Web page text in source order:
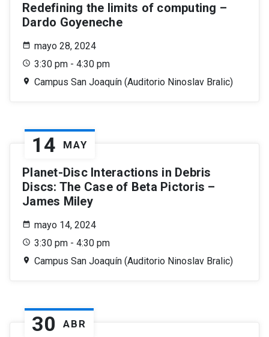
Redefining the limits of computing –
Dardo Goyeneche
mayo 28, 2024
3:30 pm - 4:30 pm
Campus San Joaquín (Auditorio Ninoslav Bralic)
14 MAY
Planet-Disc Interactions in Debris
Discs: The Case of Beta Pictoris –
James Miley
mayo 14, 2024
3:30 pm - 4:30 pm
Campus San Joaquín (Auditorio Ninoslav Bralic)
30 ABR